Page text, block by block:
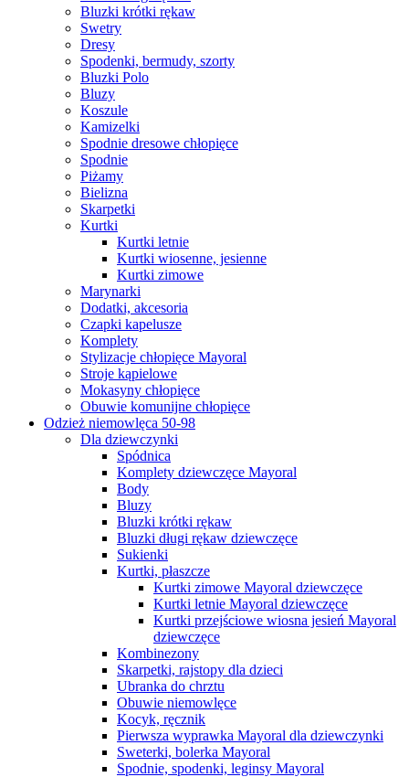
Bluzki krótki rękaw
Swetry
Dresy
Spodenki, bermudy, szorty
Bluzki Polo
Bluzy
Koszule
Kamizelki
Spodnie dresowe chłopięce
Spodnie
Piżamy
Bielizna
Skarpetki
Kurtki
Kurtki letnie
Kurtki wiosenne, jesienne
Kurtki zimowe
Marynarki
Dodatki, akcesoria
Czapki kapelusze
Komplety
Stylizacje chłopięce Mayoral
Stroje kąpielowe
Mokasyny chłopięce
Obuwie komunijne chłopięce
Odzież niemowlęca 50-98
Dla dziewczynki
Spódnica
Komplety dziewczęce Mayoral
Body
Bluzy
Bluzki krótki rękaw
Bluzki długi rękaw dziewczęce
Sukienki
Kurtki, płaszcze
Kurtki zimowe Mayoral dziewczęce
Kurtki letnie Mayoral dziewczęce
Kurtki przejściowe wiosna jesień Mayoral
dziewczęce
Kombinezony
Skarpetki, rajstopy dla dzieci
Ubranka do chrztu
Obuwie niemowlęce
Kocyk, ręcznik
Pierwsza wyprawka Mayoral dla dziewczynki
Sweterki, bolerka Mayoral
Spodnie, spodenki, leginsy Mayoral